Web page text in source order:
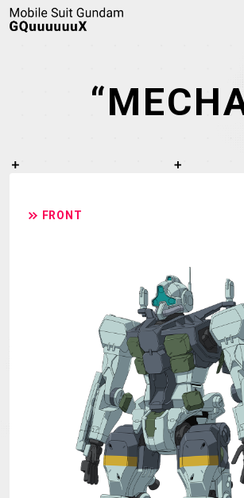
MECHA GOODS
GALLERY MUSIC
THEATER
FRONT